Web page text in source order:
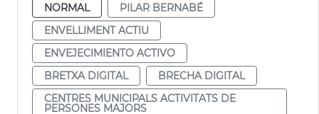
NORMAL
PILAR BERNABÉ
ENVELLIMENT ACTIU
ENVEJECIMIENTO ACTIVO
BRETXA DIGITAL
BRECHA DIGITAL
CENTRES MUNICIPALS ACTIVITATS DE
PERSONES MAJORS